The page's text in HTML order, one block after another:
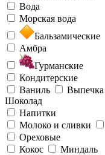
Вода
Морская вода
Бальзамические
Амбра
Гурманские
Кондитерские
Ваниль
Выпечка
Шоколад
Напитки
Молоко и сливки
Ореховые
Кокос
Миндаль